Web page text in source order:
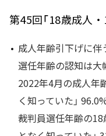
第45回「18歳成人
成人年齢引下げに
選任年齢の認知は大
2022年4月の成人年
く知っていた」
裁判員選任年齢の18